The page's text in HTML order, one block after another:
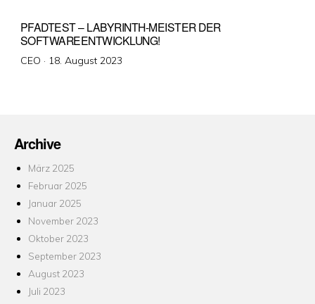
PFADTEST – LABYRINTH-MEISTER DER
SOFTWAREENTWICKLUNG!
CEO · Veröffentlicht
18. August 2023
Archive
März 2025
Februar 2025
Januar 2025
November 2023
Oktober 2023
September 2023
August 2023
Juli 2023